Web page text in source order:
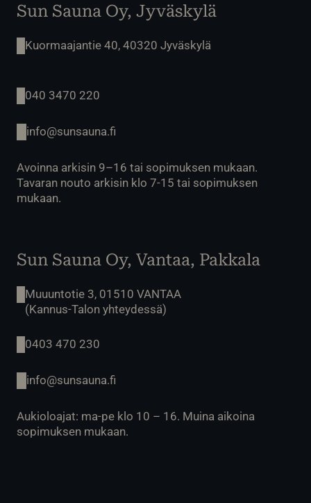
Sun Sauna Oy, Jyväskylä
Kuormaajantie 40, 40320 Jyväskylä
040 3470 220
info@sunsauna.fi
Avoinna arkisin 9–16 tai sopimuksen mukaan.
Tavaran nouto arkisin klo 7-15 tai sopimuksen
mukaan.
Sun Sauna Oy, Vantaa, Pakkala
Muuuntotie 3, 01510 VANTAA
(Kannus-Talon yhteydessä)
0403 470 230
info@sunsauna.fi
Aukioloajat: ma-pe klo 10 – 16. Muina aikoina
sopimuksen mukaan.